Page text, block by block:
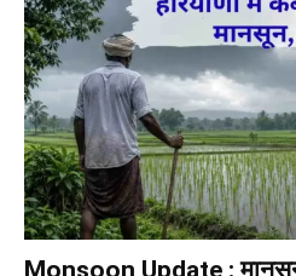
Monsoon Update :